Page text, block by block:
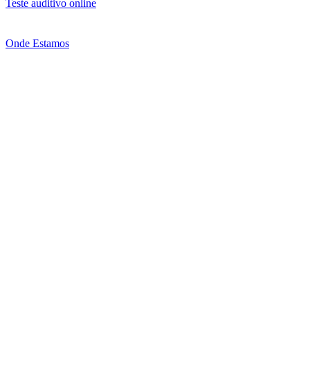
Teste auditivo online
Onde Estamos